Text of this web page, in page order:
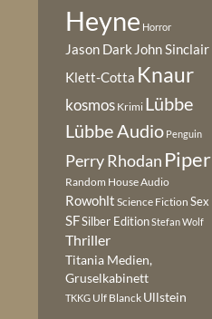
Heyne Horror
Jason Dark John Sinclair
Klett-Cotta Knaur
kosmos Krimi Lübbe
Lübbe Audio Penguin
Perry Rhodan Piper
Random House Audio
Rowohlt Science Fiction Sex
SFSilber EditionStefan Wolf
Thriller
Titania Medien,
Gruselkabinett
TKKG Ulf Blanck Ullstein